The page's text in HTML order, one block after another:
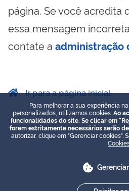
página. Se você acredita
essa mensagem
contate a administração
Ir para a página inicial
Para melhorar a sua experiência
personalizados, utilizamos cookies. Ao
funcionalidades do site. Se clicar em
forem estritamente necessários serão
autorizar, clique em "Gerenciar cookies".